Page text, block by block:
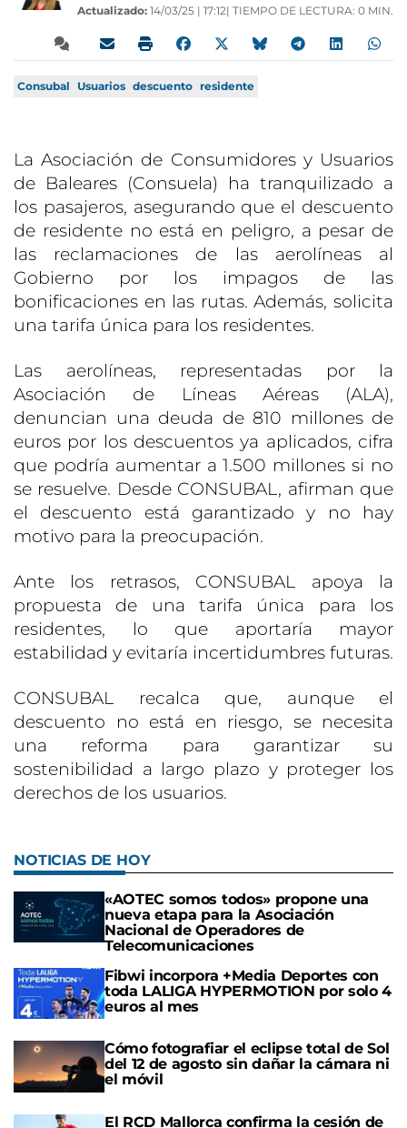
Actualizado: 14/03/25 | 17:12| TIEMPO DE LECTURA: 0 MIN.
Consubal Usuarios descuento residente
La Asociación de Consumidores y Usuarios
de Baleares (Consuela) ha tranquilizado a
los pasajeros, asegurando que el descuento
de residente no está en peligro, a pesar de
las reclamaciones de las aerolíneas al
Gobierno por los impagos de las
bonificaciones en las rutas. Además, solicita
una tarifa única para los residentes.
Las aerolíneas, representadas por la
Asociación de Líneas Aéreas (ALA),
denuncian una deuda de 810 millones de
euros por los descuentos ya aplicados, cifra
que podría aumentar a 1.500 millones si no
se resuelve. Desde CONSUBAL, afirman que
el descuento está garantizado y no hay
motivo para la preocupación.
Ante los retrasos, CONSUBAL apoya la
propuesta de una tarifa única para los
residentes, lo que aportaría mayor
estabilidad y evitaría incertidumbres futuras.
CONSUBAL recalca que, aunque el
descuento no está en riesgo, se necesita
una reforma para garantizar su
sostenibilidad a largo plazo y proteger los
derechos de los usuarios.
NOTICIAS DE HOY
«AOTEC somos todos» propone una
nueva etapa para la Asociación
Nacional de Operadores de
Telecomunicaciones
Fibwi incorpora +Media Deportes con
toda LALIGA HYPERMOTION por solo 4
euros al mes
Cómo fotografiar el eclipse total de Sol
del 12 de agosto sin dañar la cámara ni
el móvil
El RCD Mallorca confirma la cesión de